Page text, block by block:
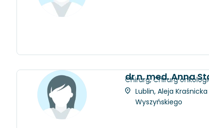
dr n. med. Anna
Chirurg, Chirurg
Lublin, Aleja
Wyszyńskiego